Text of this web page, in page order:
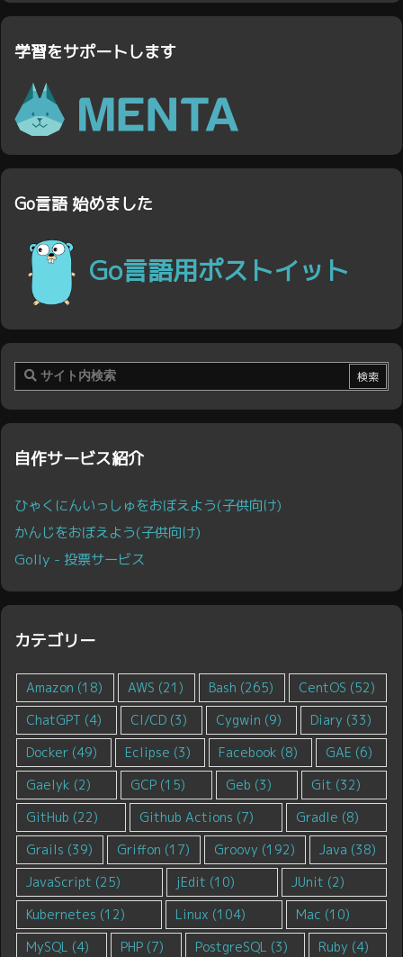
学習をサポートします
Go言語 始めました
Go言語用ポストイット
自作サービス紹介
ひゃくにんいっしゅをおぼえよう(子供向け)
かんじをおぼえよう(子供向け)
Golly - 投票サービス
カテゴリー
Amazon (18) AWS (21) Bash (265) CentOS (52)
ChatGPT (4) CI/CD (3) Cygwin (9) Diary (33)
Docker (49) Eclipse (3) Facebook (8) GAE (6)
Gaelyk (2) GCP (15) Geb (3) Git (32)
GitHub (22) Github Actions (7) Gradle (8)
Grails (39) Griffon (17) Groovy (192) Java (38)
JavaScript (25) jEdit (10) JUnit (2)
Kubernetes (12) Linux (104) Mac (10)
MySQL (4) PHP(7) PostgreSQL (3) Ruby (4)